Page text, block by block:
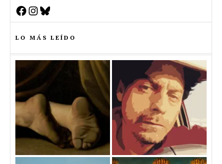
Facebook
Instagram
Bluesky
LO MÁS LEÍDO